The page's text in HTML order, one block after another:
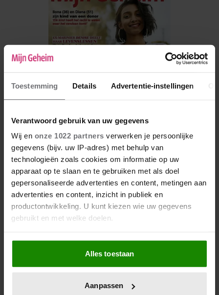
Toestemming Details Advertentie-instellingen
Verantwoord gebruik van uw gegevens
Wij en onze 1022 partners verwerken je persoonlijke
gegevens (bijv. uw IP-adres) met behulp van
technologieën zoals cookies om informatie op uw
apparaat op te slaan en te gebruiken met als doel
gepersonaliseerde advertenties en content, metingen aan
advertenties en content, inzicht in publiek en
productontwikkeling. U kunt kiezen wie uw gegevens
gebruikt en met welke doelen.
Als u het toestaat, willen we ook graag:
Informatie verzamelen over uw geografische locatie,
die tot een paar meter nauwkeurig kan zijn
op specifieke eigenschappen (fingerprinting)
Alles toestaan
Aanpassen
De nieuwe Mijn Geheim ligt nu in de winkel
Abonneren
Digitaal lezen
Los kopen